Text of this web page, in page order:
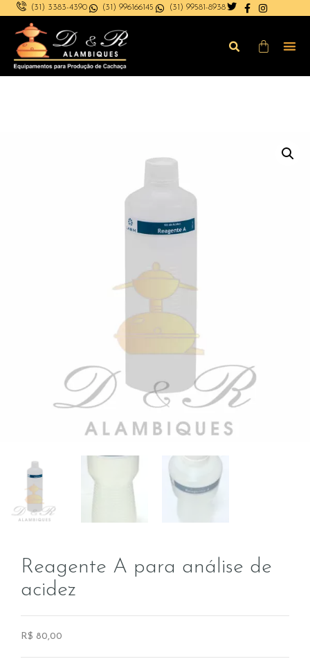
(31) 3383-4390 (31) 996166145 (31) 99581-8938
Reagente A para análise de
acidez
R$ 80,00